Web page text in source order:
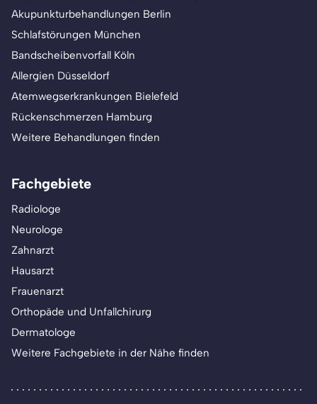
Akupunkturbehandlungen Berlin
Schlafstörungen München
Bandscheibenvorfall Köln
Allergien Düsseldorf
Atemwegserkrankungen Bielefeld
Rückenschmerzen Hamburg
Weitere Behandlungen finden
Fachgebiete
Radiologe
Neurologe
Zahnarzt
Hausarzt
Frauenarzt
Orthopäde und Unfallchirurg
Dermatologe
Weitere Fachgebiete in der Nähe finden